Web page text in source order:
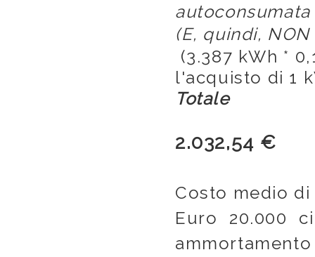
autoconsumata
(E, quindi,
(3.387 kWh *
l'acquisto di
2.032,54 €
Costo medio
Euro